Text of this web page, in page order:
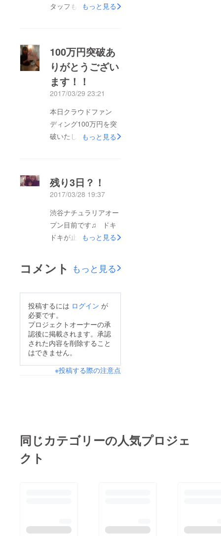
タッフも張り切ってい
いただきたいですっ！
もっと見る
100万円突破あ
りがとうござい
ます！！
2017/03/29 23:21
本日クラウドファン
ディング100万円を突
破いたしました！！
ですが、札幌店のス
タッフも既に前入りし
ています！ 1日、2日
のプレオープンたくさ
んの方と楽しみたいで
もっと見る
残り3日？！
2017/03/28 19:37
渋谷ナチュラリアオー
プン目前です♫ ドキ
ドキが止まりません！
開催の2号店オープン
記念パーティーがあり
チュラリアTシャツ着
てもりあがりません
か？？ Tシャツ着用
してこちらのパー
けると…？！ お楽し
もっと見る
コメント もっと見る
投稿するには ログイン が
必要です。
プロジェクトオーナーの承
認後に掲載されます。承認
された内容を削除すること
はできません。
※投稿する際の注意点
同じカテゴリーの人気プロジェ
クト